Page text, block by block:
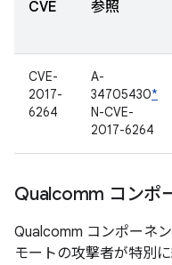
CVE 参照
CVE-
2017-
6264
A-
34705430*
N-CVE-
2017-6264
Qualcomm コンポ
Qualcomm コンポーネ
モートの攻撃者が特別